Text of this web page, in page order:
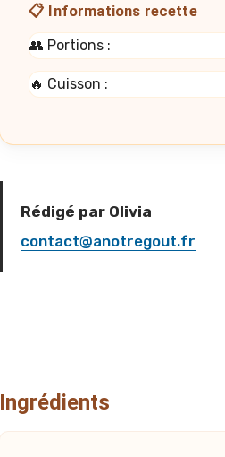
📋 Informations recette
👥 Portions :
🔥 Cuisson :
Rédigé par Olivia
contact@anotregout.fr
Ingrédients